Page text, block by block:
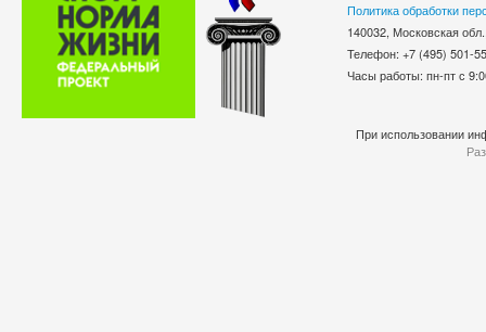
Политика обработки
140032, Московская
Телефон: +7 (495)
Часы работы: пн-пт с
При использовании